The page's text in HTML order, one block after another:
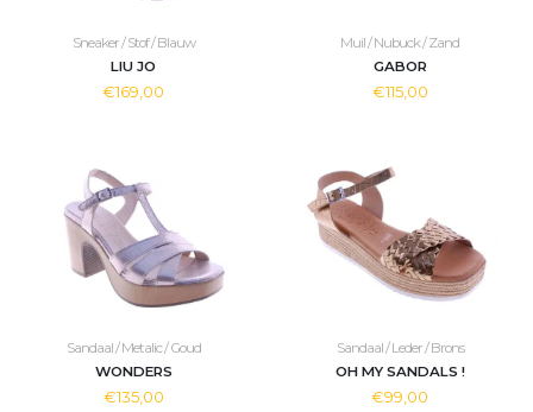
Sneaker / Stof / Blauw
LIU JO
€169,00
Muil / Nubuck / Zand
GABOR
€115,00
Sandaal / Metalic / Goud
WONDERS
€135,00
Sandaal / Leder / Brons
OH MY SANDALS !
€99,00